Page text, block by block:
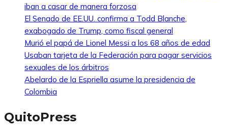
iban a casar de manera forzosa
El Senado de EE.UU. confirma a Todd Blanche,
exabogado de Trump, como fiscal general
Murió el papá de Lionel Messi a los 68 años de edad
Usaban tarjeta de la Federación para pagar servicios
sexuales de los árbitros
Abelardo de la Espriella asume la presidencia de
Colombia
QuitoPress